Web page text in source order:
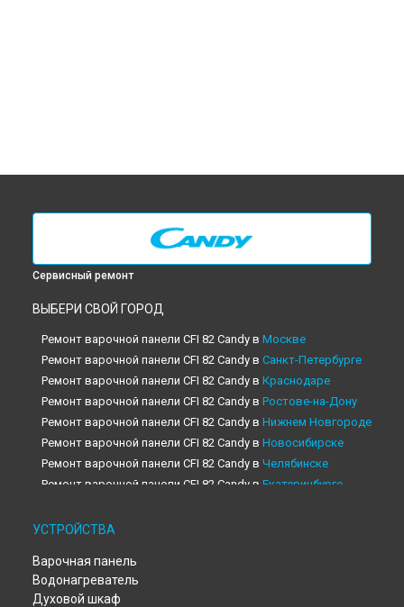
Сервисный ремонт
ВЫБЕРИ СВОЙ ГОРОД
Ремонт варочной панели CFI 82 Candy в Москве
Ремонт варочной панели CFI 82 Candy в Санкт-Петербурге
Ремонт варочной панели CFI 82 Candy в Краснодаре
Ремонт варочной панели CFI 82 Candy в Ростове-на-Дону
Ремонт варочной панели CFI 82 Candy в Нижнем Новгороде
Ремонт варочной панели CFI 82 Candy в Новосибирске
Ремонт варочной панели CFI 82 Candy в Челябинске
Ремонт варочной панели CFI 82 Candy в Екатеринбурге
Ремонт варочной панели CFI 82 Candy в
Ремонт варочной панели CFI 82 Candy в
Ремонт варочной панели CFI 82 Candy в
УСТРОЙСТВА
Варочная панель
Водонагреватель
Духовой шкаф